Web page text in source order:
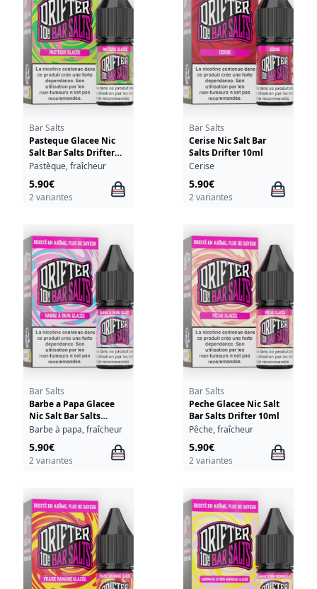
Bar Salts
Pasteque Glacee Nic
Salt Bar Salts Drifter
10ml
Pastèque, fraîcheur
5.90€
2 variantes
Bar Salts
Cerise Nic Salt Bar
Salts Drifter 10ml
Cerise
5.90€
2 variantes
Bar Salts
Barbe a Papa Glacee
Nic Salt Bar Salts
Drifter 10ml
Barbe à papa, fraîcheur
5.90€
2 variantes
Bar Salts
Peche Glacee Nic Salt
Bar Salts Drifter 10ml
Pêche, fraîcheur
5.90€
2 variantes